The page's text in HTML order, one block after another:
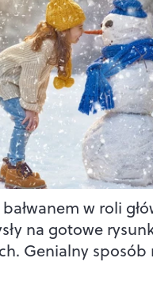
w roli
na gotowe
Genialny